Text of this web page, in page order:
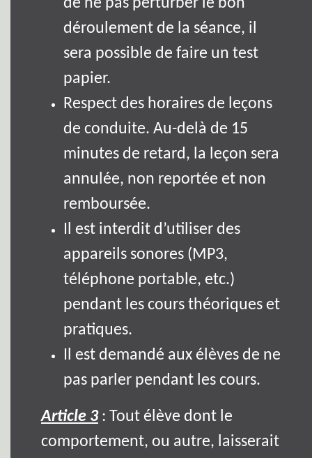
de ne pas perturber le bon
déroulement de la séance, il
sera possible de faire un test
papier.
Respect des horaires de leçons
de conduite. Au-delà de 15
minutes de retard, la leçon sera
annulée, non reportée et non
remboursée.
Il est interdit d’utiliser des
appareils sonores (MP3,
téléphone portable, etc.)
pendant les cours théoriques et
pratiques.
Il est demandé aux élèves de ne
pas parler pendant les cours.
Article 3: Tout élève dont le
comportement, ou autre, laisserait